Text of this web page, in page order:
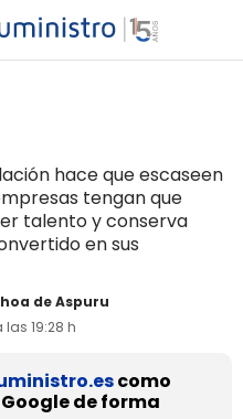
hace que escaseen
tengan que
talento y conserva
en sus
de Aspuru
19:28 h
como
de forma